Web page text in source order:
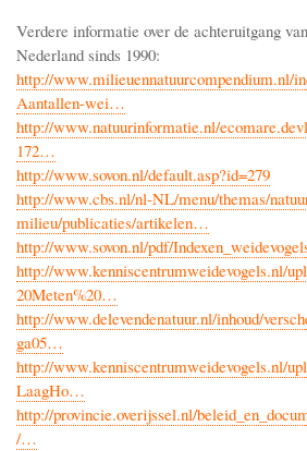
Verdere informatie over de achteruitgang
Nederland sinds 1990:
http://www.milieuennatuurcompendium.nl/
Aantallen-wei…
http://www.natuurinformatie.nl/
172…
http://www.sovon.nl/default.asp?id=279
http://www.cbs.nl/nl-NL/menu/themas/
milieu/publicaties/artikelen…
http://www.sovon.nl/pdf/
http://www.kenniscentrumweidevogels.nl/
20Meten%20…
http://www.delevendenatuur.nl/inhoud/
ga05…
http://www.kenniscentrumweidevogels.nl/
LaagHo…
http://provincie.overijssel.nl/
/…